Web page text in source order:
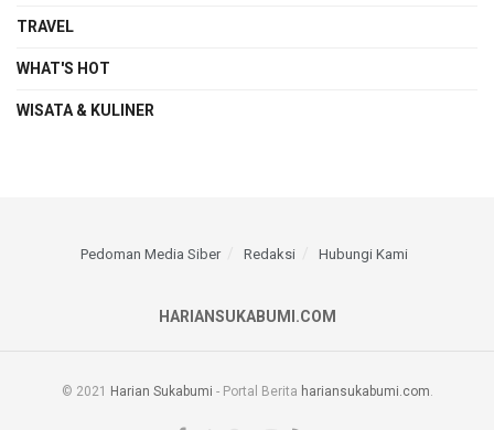
TRAVEL
WHAT'S HOT
WISATA & KULINER
Pedoman Media Siber Redaksi Hubungi Kami
HARIANSUKABUMI.COM
© 2021 Harian Sukabumi - Portal Berita hariansukabumi.com.